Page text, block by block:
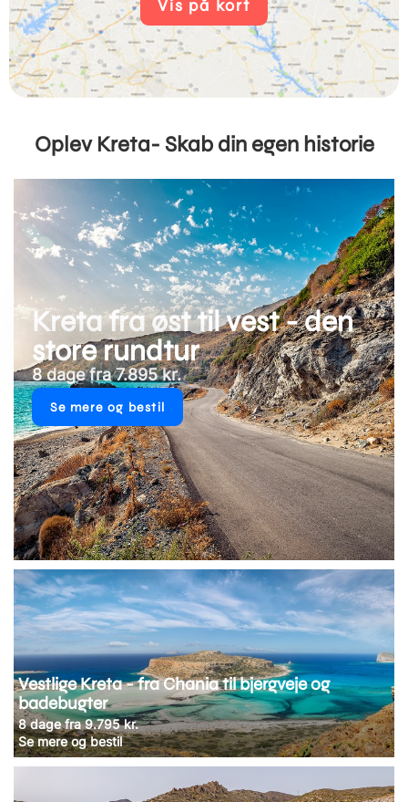
Vis på kort
Oplev Kreta- Skab din egen historie
Kreta fra øst til vest - den
store rundtur
8 dage fra 7.895 kr.
Se mere og bestil
Vestlige Kreta - fra Chania til bjergveje og
badebugter
8 dage fra 9.795 kr.
Se mere og bestil